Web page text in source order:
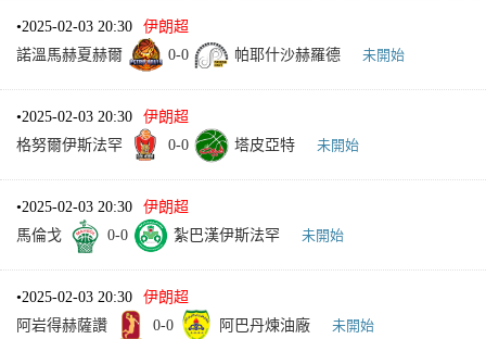
•2025-02-03 20:30
伊朗超
諾溫馬赫夏赫爾
0-0 帕耶什沙赫羅德 未開始
•2025-02-03 20:30
伊朗超
格努爾伊斯法罕
0-0 塔皮亞特 未開始
•2025-02-03 20:30
伊朗超
馬倫戈
0-0 紮巴漢伊斯法罕 未開始
•2025-02-03 20:30
伊朗超
阿岩得赫薩讚
0-0 阿巴丹煉油廠 未開始